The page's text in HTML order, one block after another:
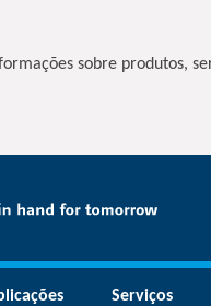
sobre produtos,
Serviços